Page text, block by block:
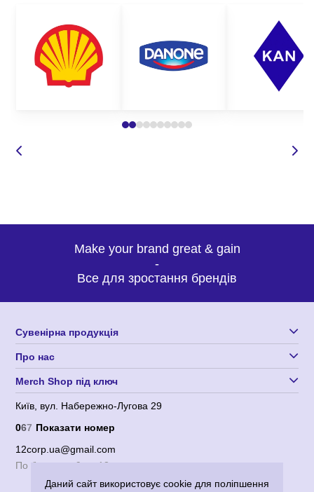
Make your brand great & gain
-
Все для зростання брендів
Сувенірна продукція
Про нас
Merch Shop під ключ
Київ, вул. Набережно-Лугова 29
067 Показати номер
12corp.ua@gmail.com
По будням с 9 до 18
Даний сайт використовує cookie для поліпшення